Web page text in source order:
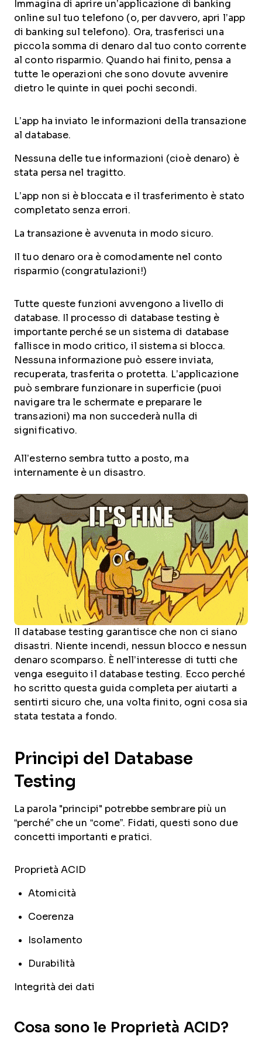
Immagina di aprire un’applicazione di banking
online sul tuo telefono (o, per davvero, apri l’app
di banking sul telefono). Ora, trasferisci una
piccola somma di denaro dal tuo conto corrente
al conto risparmio. Quando hai finito, pensa a
tutte le operazioni che sono dovute avvenire
dietro le quinte in quei pochi secondi.
L’app ha inviato le informazioni della transazione
al database.
Nessuna delle tue informazioni (cioè denaro) è
stata persa nel tragitto.
L’app non si è bloccata e il trasferimento è stato
completato senza errori.
La transazione è avvenuta in modo sicuro.
Il tuo denaro ora è comodamente nel conto
risparmio (congratulazioni!)
Tutte queste funzioni avvengono a livello di
database. Il processo di database testing è
importante perché se un sistema di database
fallisce in modo critico, il sistema si blocca.
Nessuna informazione può essere inviata,
recuperata, trasferita o protetta. L’applicazione
può sembrare funzionare in superficie (puoi
navigare tra le schermate e preparare le
transazioni) ma non succederà nulla di
significativo.
All’esterno sembra tutto a posto, ma
internamente è un disastro.
Il database testing garantisce che non ci siano
disastri. Niente incendi, nessun blocco e nessun
denaro scomparso. È nell’interesse di tutti che
venga eseguito il database testing. Ecco perché
ho scritto questa guida completa per aiutarti a
sentirti sicuro che, una volta finito, ogni cosa sia
stata testata a fondo.
Principi del Database
Testing
La parola "principi" potrebbe sembrare più un
“perché” che un “come”. Fidati, questi sono due
concetti importanti e pratici.
Proprietà ACID
Atomicità
Coerenza
Isolamento
Durabilità
Integrità dei dati
Cosa sono le Proprietà ACID?